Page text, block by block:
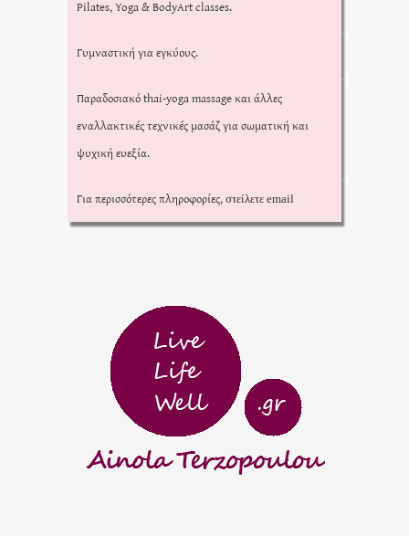
Pilates, Yoga & BodyArt classes.
Γυμναστική για εγκύους.
Παραδοσιακό thai-yoga massage και άλλες
εναλλακτικές τεχνικές μασάζ για σωματική και
ψυχική ευεξία.
Για περισσότερες πληροφορίες, στείλετε email